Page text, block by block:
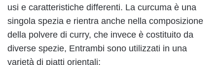
usi e caratteristiche differenti. La curcuma è una
singola spezia e rientra anche nella composizione
della polvere di curry, che invece è costituito da
diverse spezie, Entrambi sono utilizzati in una
varietà di piatti orientali: